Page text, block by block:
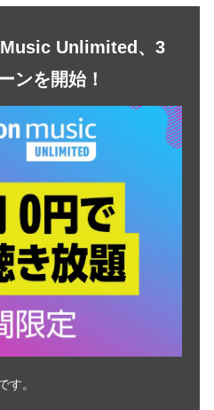
Music Unlimited、3
ンを開始！
す。